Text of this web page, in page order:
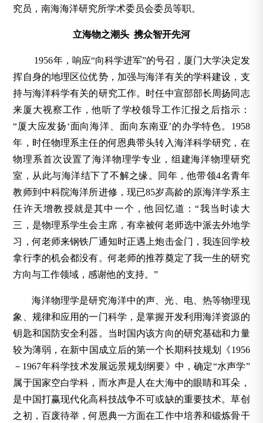
究员，南海海洋研究所学术委员会委员等职。
立海物之潮头 携众智开先河
1956年，响应“向科学进军”的号召，厦门大学决定发
挥自身的地理区位优势，加强与海洋有关的学科建设，支
持与海洋科学有关的研究工作。时任中宣部部长周扬同志
来厦大视察工作，他听了学校领导工作汇报之后指示：
“厦大应发扬‘面向海洋、面向东南亚’的办学特色。1958
年，时任物理系主任的何恩典带头转入海洋科学研究，在
物理系首次设置了海洋物理学专业，组建海洋物理研究
室，从此与海洋结下了不解之缘。同年，他带领4名青年
教师到中科院海洋所进修，现已85岁高龄的原海洋学系主
任许天增教授就是其中一个，他回忆道：“我当时读大
三，是物理系学生会主席，有幸被何老师选中派去外地学
习，何老师来钢铁厂通知时正遇上炮击金门，我连回学校
拿行李的机会都没有。何老师的推荐奠定了我一生的研究
方向与工作领域，感谢他的支持。”
海洋物理学是研究海洋中的声、光、电、热等物理现
象、规律和应用的一门科学，是掌握开发利用海洋资源的
钥匙和国防安全利器。当时国内该方向的研究基础和力量
较为薄弱，在新中国成立后的第一个长期科技规划《1956
－1967年科学技术发展远景规划纲要》中，确定“水声学”
属于国家空白学科，而水声是人在大海中的眼睛和耳朵，
是中国打赢现代化高科技战争不可或缺的重要技术。草创
之初，百废待举，何恩典一方面在工作中培养和锻炼骨干